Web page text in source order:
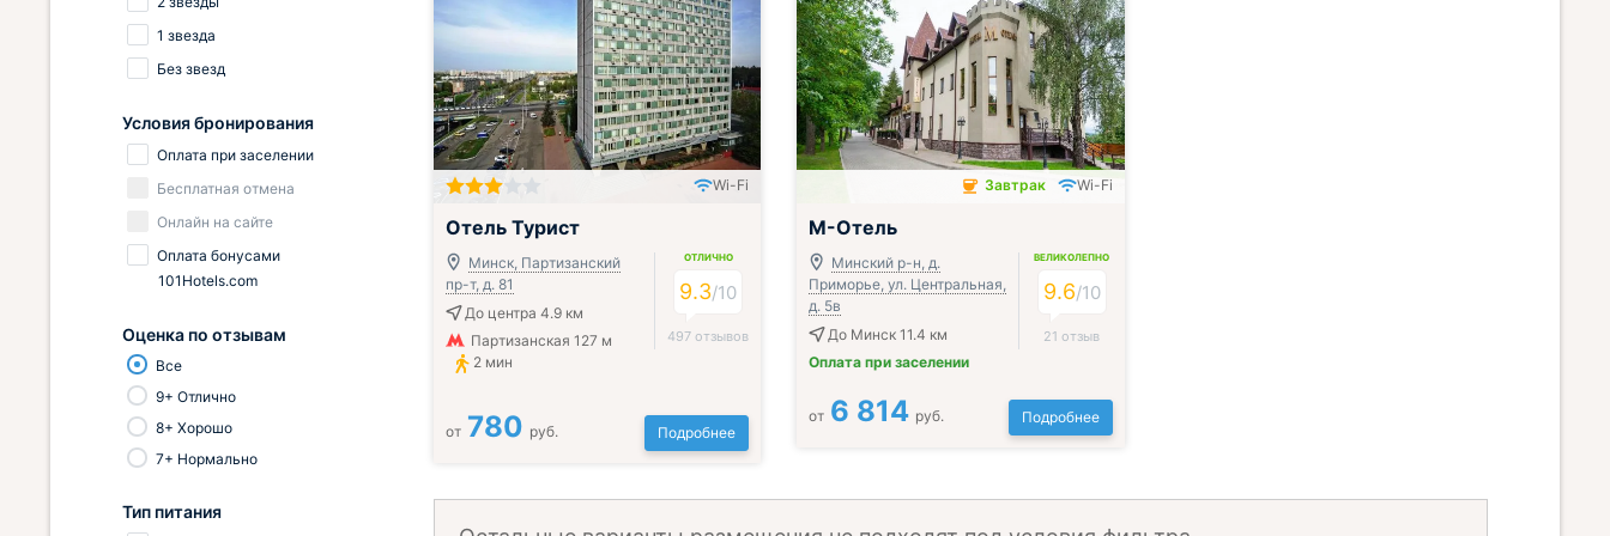
Wi-Fi
Отель Турист
Минск, Партизанский
пр-т, д. 81
До центра 4.9 км
Партизанская 127 м
2 мин
ОТЛИЧНО
9.3/10
497 отзывов
от 780 руб. Подробнее
Завтрак включён
Завтрак Wi-Fi
М-Отель
Минский р-н, д.
Приморье, ул. Центральная,
д. 5в
До Минск 11.4 км
Оплата при заселении
ВЕЛИКОЛЕПНО
9.6/10
21 отзыв
от 6 814 руб. Подробнее
1 звезда
Без звезд
Условия бронирования
Оплата при заселении
Бесплатная отмена
Онлайн на сайте
Оплата бонусами
101Hotels.com
Оценка по отзывам
Все
9+ Отлично
8+ Хорошо
7+ Нормально
Тип питания